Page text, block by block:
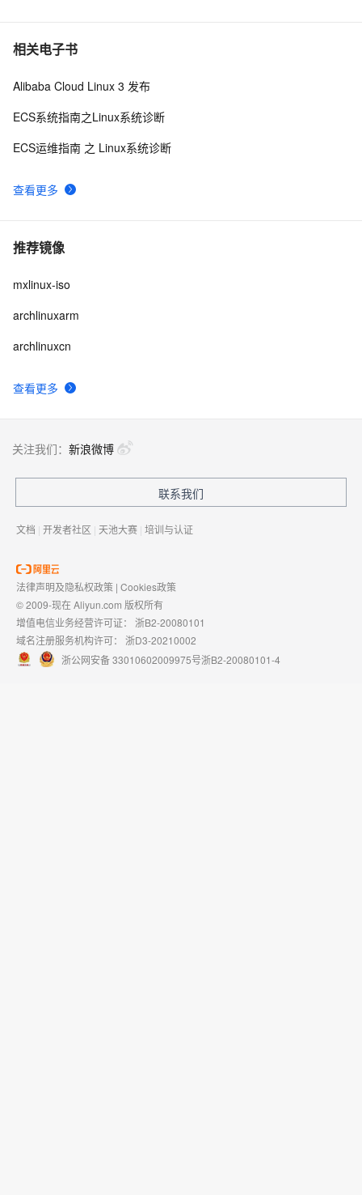
相关电子书
查看更多
Alibaba Cloud Linux 3 发布
ECS系统指南之Linux系统诊断
ECS运维指南 之 Linux系统诊断
推荐镜像
查看更多
mxlinux-iso
archlinuxarm
archlinuxcn
关注我们： 新浪微博
联系我们
文档 | 开发者社区 | 天池大赛 | 培训与认证
法律声明及隐私权政策 | Cookies政策
© 2009-现在 Aliyun.com 版权所有
增值电信业务经营许可证： 浙B2-20080101
域名注册服务机构许可： 浙D3-20210002
浙公网安备 33010602009975号浙B2-20080101-4